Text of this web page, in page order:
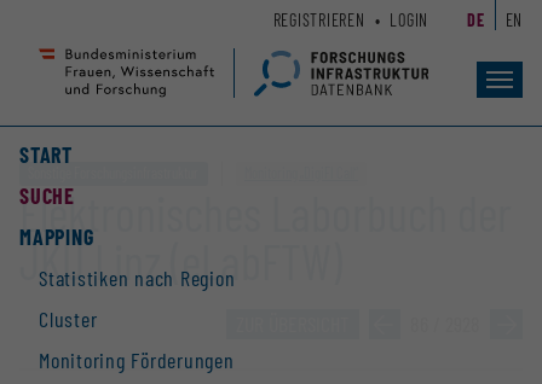
Seiteninhalt
Accesskey
Hauptnavigation
Accesskey
START
SUCHE
MAPPING
Statistiken nach Region
Cluster
Monitoring Förderungen
REGISTRIEREN LOGIN DE EN
Elektronisches Laborbuch der
JKU Linz (eLabFTW)